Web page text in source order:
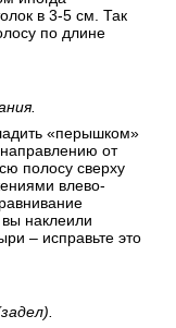
в 3-5 см. Так
по длине
«перышком»
от
полосу сверху
влево-
наклеили
– исправьте это